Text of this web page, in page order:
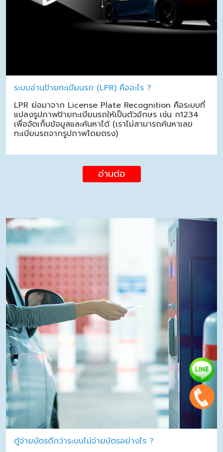
ระบบอ่านป้ายทะเบียนรถ (LPR) คืออะไร ?
LPR ย่อมาจาก License Plate Recognition คือระบบที่
แปลงรูปภาพป้ายทะเบียนรถให้เป็นตัวอักษร เช่น ก1234
เพื่อจัดเก็บข้อมูลและค้นหาได้ (เราไม่สามารถค้นหาเลข
ทะเบียนรถจากรูปภาพโดยตรง)
อ่านต่อ
ตู้จ่ายบัตรดีกว่าระบบไม่จ่ายบัตรอย่างไร ?